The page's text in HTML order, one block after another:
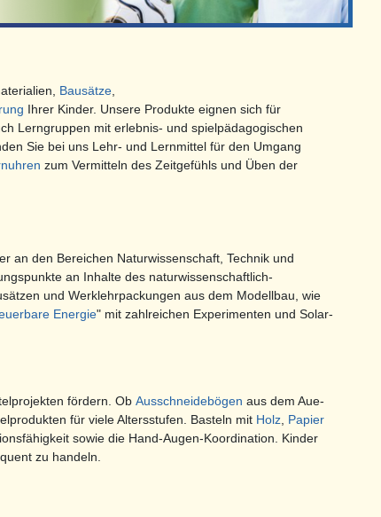
Bausätze
Ihrer Kinder. Unsere Produkte eignen sich für
Lerngruppen mit erlebnis- und spielpädagogischen
Sie bei uns Lehr- und Lernmittel für den Umgang
zum Vermitteln des Zeitgefühls und Üben der
an den Bereichen Naturwissenschaft, Technik und
an Inhalte des naturwissenschaftlich-
und Werklehrpackungen aus dem Modellbau, wie
Energie" mit zahlreichen Experimenten und Solar-
fördern. Ob Ausschneidebögen aus dem Aue-
für viele Altersstufen. Basteln mit Holz Papier
sowie die Hand-Augen-Koordination. Kinder
zu handeln.